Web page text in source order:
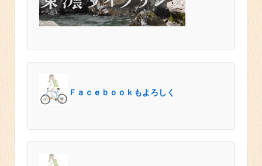
Ｆａｃｅｂｏｏｋもよろしく